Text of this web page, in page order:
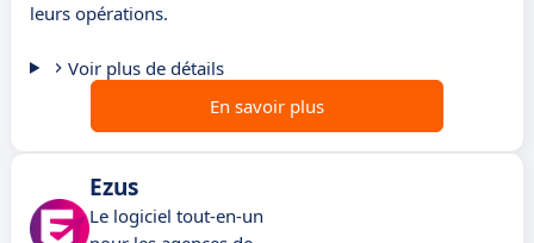
leurs opérations.
Voir plus de détails
En savoir plus
Ezus
Le logiciel tout-en-un